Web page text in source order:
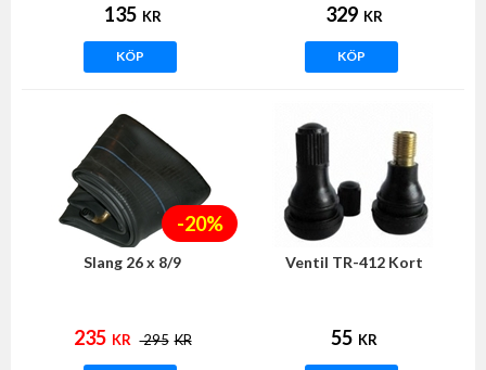
135 KR
KÖP
329 KR
KÖP
-20%
Slang 26 x 8/9
235 KR 295 KR
Ventil TR-412 Kort
55 KR